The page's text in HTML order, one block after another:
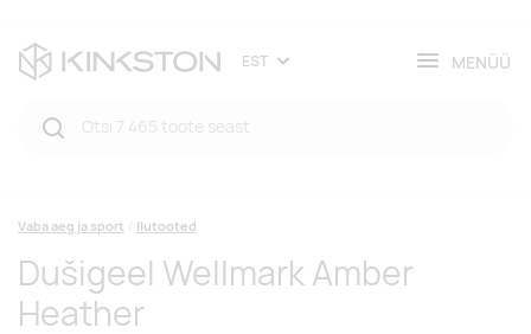
EST MENÜÜ
Vaba aeg ja sport Ilutooted
Dušigeel Wellmark Amber
Heather